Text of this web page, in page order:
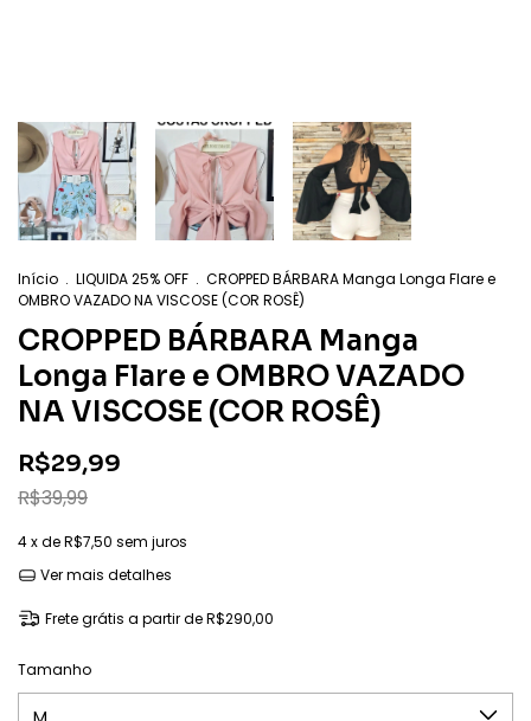
Início . LIQUIDA 25% OFF . CROPPED BÁRBARA Manga Longa Flare e
OMBRO VAZADO NA VISCOSE (COR ROSÊ)
CROPPED BÁRBARA Manga
Longa Flare e OMBRO VAZADO
NA VISCOSE (COR ROSÊ)
R$29,99
R$39,99
4x deR$7,50 sem juros
Ver mais detalhes
Frete grátis a partir deR$290,00
Tamanho